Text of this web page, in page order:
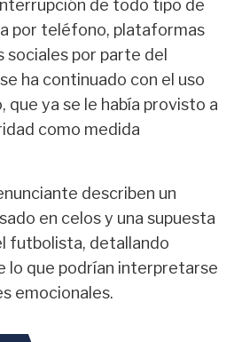
de todo tipo de
por teléfono, plataformas
por parte del
ha continuado con el uso
que ya se le había provisto a
como medida
describen un
en celos y una supuesta
futbolista, detallando
lo que podrían interpretarse
emocionales.